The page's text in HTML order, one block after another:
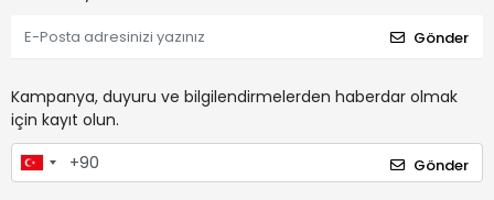
Gönder
Kampanya, duyuru ve bilgilendirmelerden haberdar olmak
için kayıt olun.
Gönder